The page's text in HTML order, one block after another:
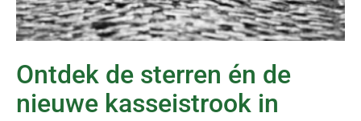
Ontdek de sterren én de
nieuwe kasseistrook in